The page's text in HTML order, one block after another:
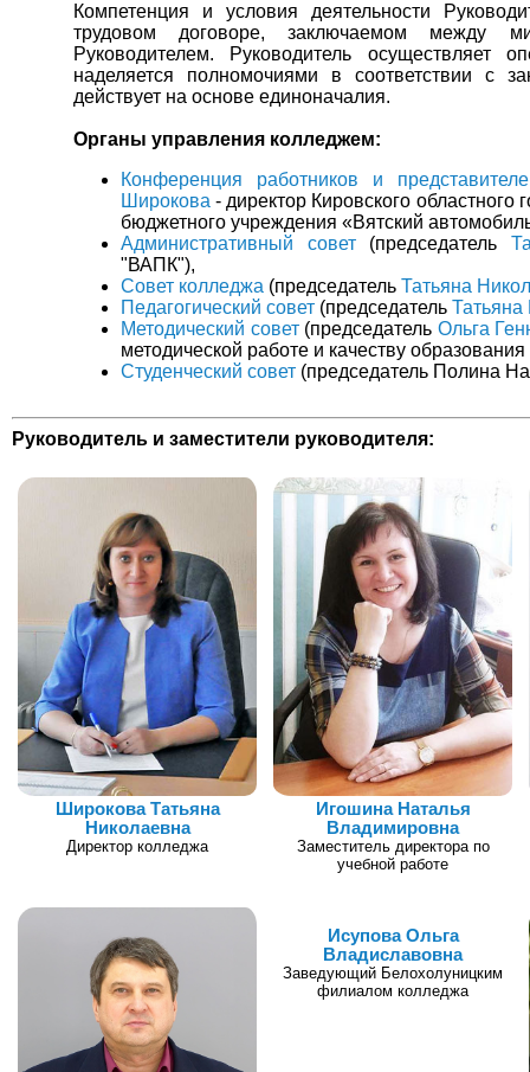
Компетенция и условия деятельности
трудовом договоре, заключаемом между
Руководителем. Руководитель осуществляет
наделяется полномочиями в соответствии с
действует на основе единоначалия.
Органы управления колледжем:
Конференция работников и
Широкова - директор Кировского областного
бюджетного учреждения «Вятский
Административный совет(председатель
"ВАПК"),
Совет колледжа (председатель Татьяна
Педагогический совет (председатель
Методический совет(председатель Ольга
методической работе и качеству
Студенческий совет (председатель Полина
Руководитель и заместители руководителя:
Широкова Татьяна
Николаевна
Директор колледжа
Игошина Наталья
Владимировна
Заместитель директора по
учебной работе
Исупова Ольга
Владиславовна
Заведующий Белохолуницким
филиалом колледжа